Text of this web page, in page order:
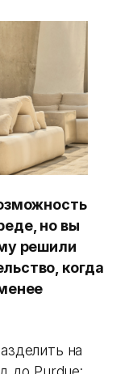
но вы
решили
когда
на